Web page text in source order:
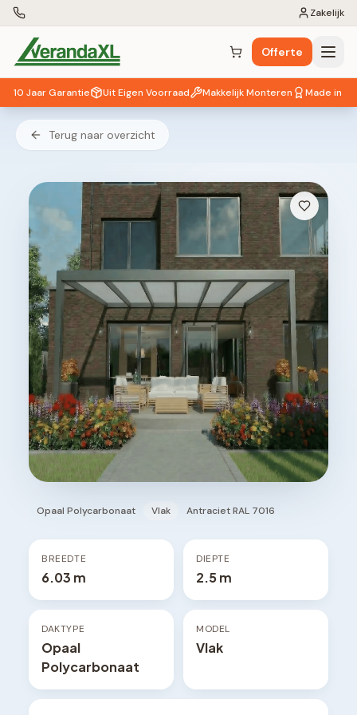
Zakelijk
Winkelwagen ( 0 items)
Offerte
10 Jaar Garantie Uit Eigen Voorraad Makkelijk Monteren Made in EU
Terug naar overzicht
Opaal Polycarbonaat Vlak Antraciet RAL 7016
BREEDTE
6.03 m
DIEPTE
2.5 m
DAKTYPE
Opaal
Polycarbonaat
MODEL
Vlak